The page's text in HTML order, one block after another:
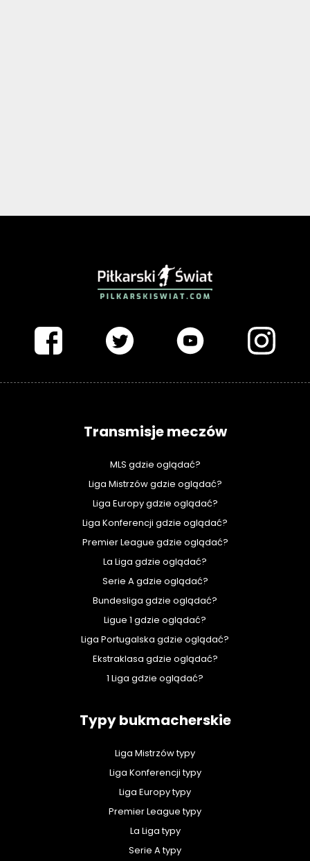
Transmisje meczów
MLS gdzie oglądać?
Liga Mistrzów gdzie oglądać?
Liga Europy gdzie oglądać?
Liga Konferencji gdzie oglądać?
Premier League gdzie oglądać?
La Liga gdzie oglądać?
Serie A gdzie oglądać?
Bundesliga gdzie oglądać?
Ligue 1 gdzie oglądać?
Liga Portugalska gdzie oglądać?
Ekstraklasa gdzie oglądać?
1 Liga gdzie oglądać?
Typy bukmacherskie
Liga Mistrzów typy
Liga Konferencji typy
Liga Europy typy
Premier League typy
La Liga typy
Serie A typy